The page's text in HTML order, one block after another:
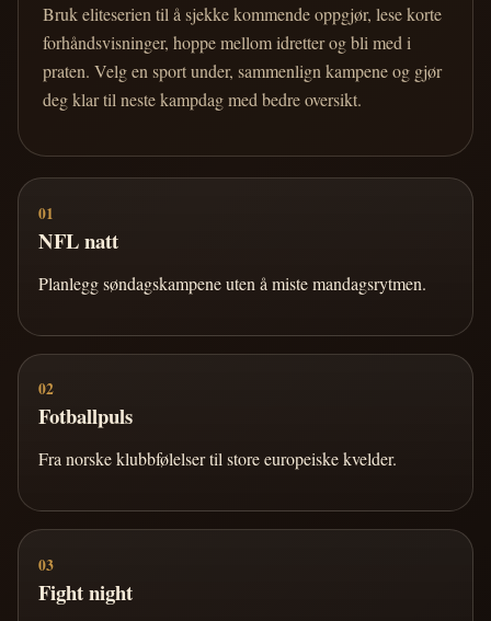
Bruk eliteserien til å sjekke kommende oppgjør, lese korte
forhåndsvisninger, hoppe mellom idretter og bli med i
praten. Velg en sport under, sammenlign kampene og gjør
deg klar til neste kampdag med bedre oversikt.
01
NFL natt
Planlegg søndagskampene uten å miste mandagsrytmen.
02
Fotballpuls
Fra norske klubbfølelser til store europeiske kvelder.
03
Fight night